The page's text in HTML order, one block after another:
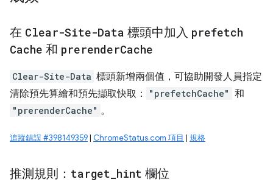
在 Clear-Site-Data 標頭中加入 prefetch
Cache 和 prerenderCache
Clear-Site-Data 標頭新增兩個值，可協助開發人員指定
清除預先算繪和預先擷取快取：
"prefetchCache" 和
"prerenderCache" 。
追蹤錯誤 #398149359| ChromeStatus.com 項目 | 規格
推測規則： target hint 欄位